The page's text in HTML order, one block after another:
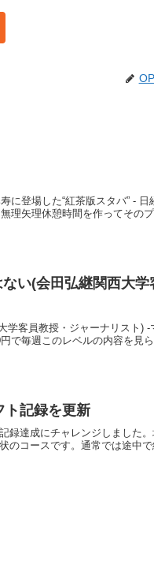
に登場した“紅茶版スタバ” - 日
理矢理休憩時間を作ってその
い(会田弘継関西大学
学客員教授・ジャーナリスト) -
で毎週このレベルの内容を見
ト記録を更新
録達成にチャレンジしました
のコースです。通常では途中